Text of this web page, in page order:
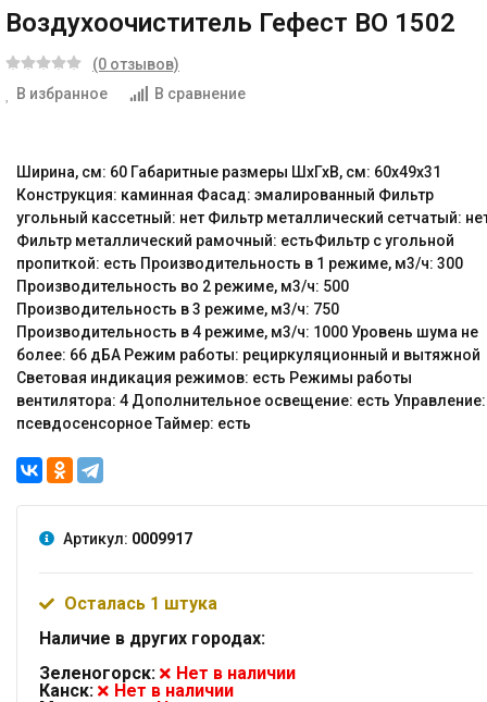
Воздухоочиститель Гефест ВО 1502
(0 отзывов)
В избранное
В сравнение
Ширина, см: 60 Габаритные размеры ШхГхВ, см: 60x49x31
Конструкция: каминная Фасад: эмалированный Фильтр
угольный кассетный: нет Фильтр металлический сетчатый:
Фильтр металлический рамочный: естьФильтр с угольной
пропиткой: есть Производительность в 1 режиме, м3/ч: 300
Производительность во 2 режиме, м3/ч: 500
Производительность в 3 режиме, м3/ч: 750
Производительность в 4 режиме, м3/ч: 1000 Уровень шума не
более: 66 дБА Режим работы: рециркуляционный и вытяжной
Световая индикация режимов: есть Режимы работы
вентилятора: 4 Дополнительное освещение: есть Управление:
псевдосенсорное Таймер: есть
Артикул: 0009917
Осталась 1 штука
Наличие в других городах:
Зеленогорск:
Нет в наличии
Канск:
Нет в наличии